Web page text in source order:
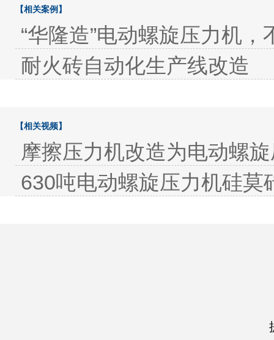
【相关案例】
“华隆造”电动螺旋压力机
耐火砖自动化生产线改造
【相关视频】
摩擦压力机改造为电动螺
630吨电动螺旋压力机硅莫